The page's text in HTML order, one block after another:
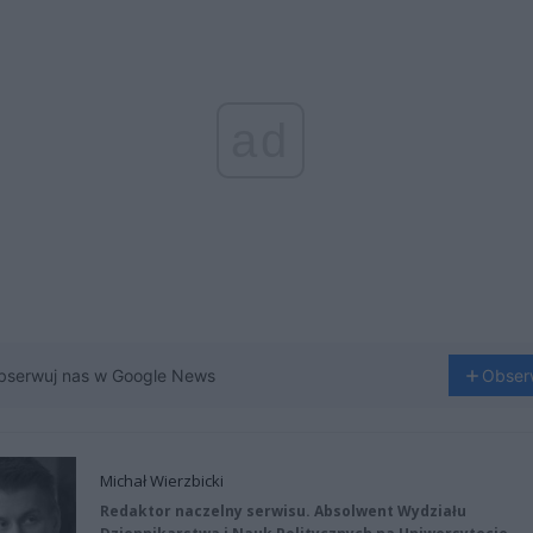
nas w Google News
Michał Wierzbicki
Redaktor naczelny serwisu. Absolwent Wydziału